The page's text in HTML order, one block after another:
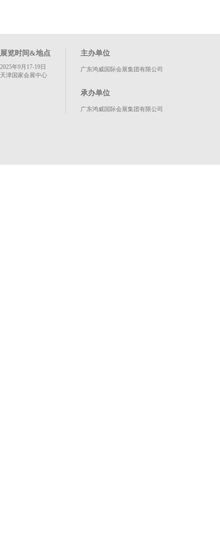
展览时间&地点
2025年9月17-19日
天津国家会展中心
主办单位
广东鸿威国际会展集团有限公司
承办单位
广东鸿威国际会展集团有限公司